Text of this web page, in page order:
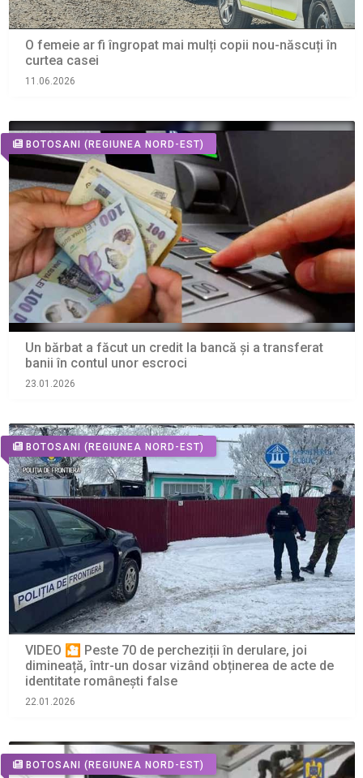
O femeie ar fi îngropat mai mulți copii nou-născuți în
curtea casei
11.06.2026
BOTOSANI (REGIUNEA NORD-EST)
Un bărbat a făcut un credit la bancă și a transferat
banii în contul unor escroci
23.01.2026
BOTOSANI (REGIUNEA NORD-EST)
VIDEO 🎦 Peste 70 de percheziții în derulare, joi
dimineață, într-un dosar vizând obținerea de acte de
identitate românești false
22.01.2026
BOTOSANI (REGIUNEA NORD-EST)